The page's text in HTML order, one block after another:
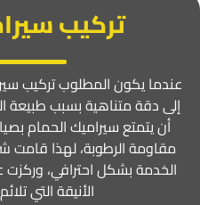
تركيب
عندما يكون المطلوب تركيب
إلى دقة متناهية بسبب طبيعة
أن يتمتع سيراميك الحمام
مقاومة الرطوبة، لهذا قامت
الخدمة بشكل احترافي،
الأنيقة التي